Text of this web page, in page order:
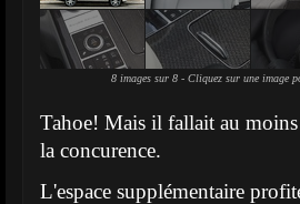
8 images sur 8 - Cliquez sur une image
Tahoe! Mais il fallait au
la concurence.
L'espace supplémentaire